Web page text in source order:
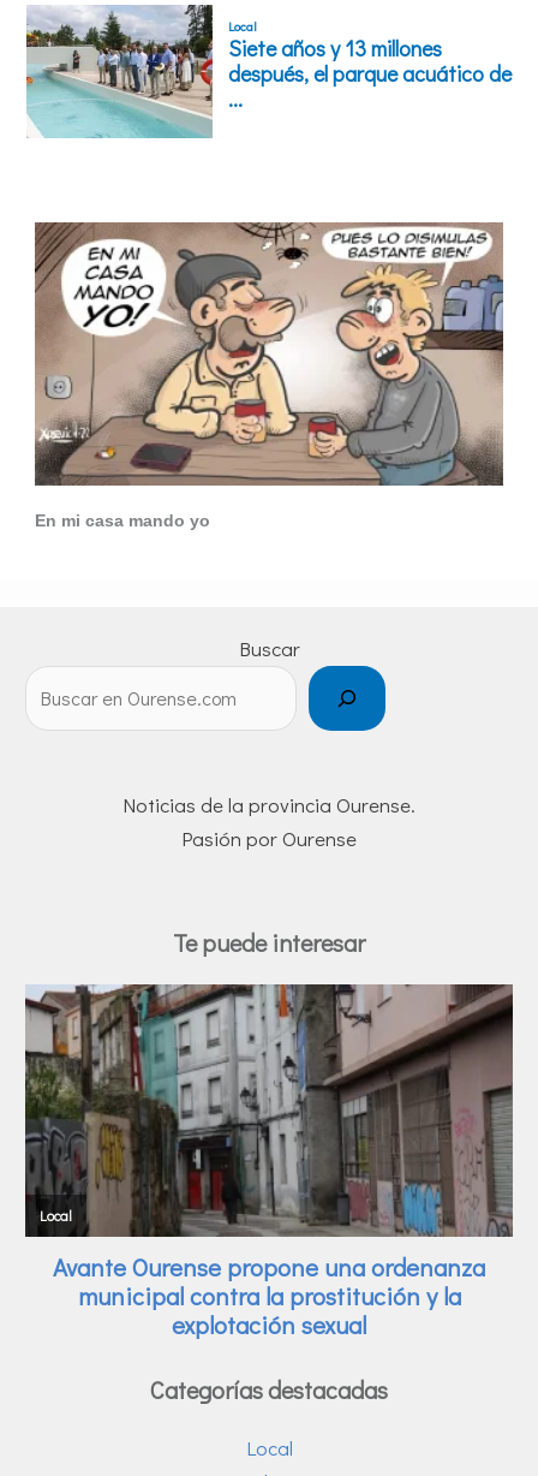
En mi casa mando yo
Buscar
Noticias de la provincia Ourense.
Pasión por Ourense
Te puede interesar
Categorías destacadas
Local